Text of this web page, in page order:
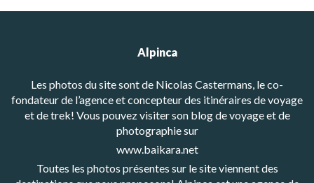
Alpinca
Les photos du site sont de Nicolas Castermans, le co-
fondateur de l’agence et concepteur des itinéraires de voyage
et de trek! Vous pouvez visiter son blog de voyage et de
photographie sur
www.baikara.net
Toutes les photos présentes sur le site viennent des